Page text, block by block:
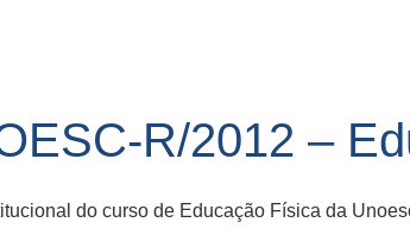
R/2012 –
do curso de Educação Física da